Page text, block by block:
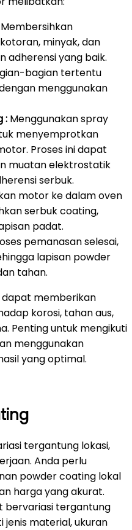
Membersihkan
minyak, dan
adherensi yang baik.
bagian tertentu
menggunakan
: Menggunakan spray
menyemprotkan
Proses ini dapat
muatan elektrostatik
serbuk.
motor ke dalam oven
serbuk coating,
padat.
pemanasan selesai,
lapisan powder
tahan.
memberikan
korosi, tahan aus,
Penting untuk mengikuti
menggunakan
yang optimal.
tergantung lokasi,
Anda perlu
powder coating lokal
harga yang akurat.
bervariasi tergantung
material, ukuran